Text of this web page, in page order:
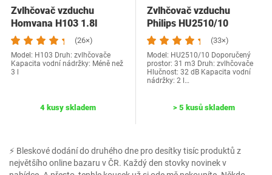
⚡ Bleskové dodání do druhého dne pro desítky tisíc produktů z
největšího online bazaru v ČR. Každý den stovky novinek v
Zvlhčovač vzduchu
Homvana H103 1.8l
(26×)
Model: H103 Druh: zvlhčovače
Kapacita vodní nádržky: Méně než
3 l
4 kusy skladem
Zvlhčovač vzduchu
Philips HU2510/10
(33×)
Model: HU2510/10 Doporučený
prostor: 31 m3 Druh: zvlhčovače
Hlučnost: 32 dB Kapacita vodní
nádržky: 2 l…
> 5 kusů skladem